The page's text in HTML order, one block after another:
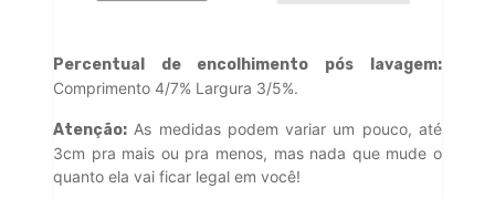
Percentual de encolhimento pós lavagem:
Comprimento 4/7% Largura 3/5%.
Atenção: As medidas podem variar um pouco, até
3cm pra mais ou pra menos, mas nada que mude o
quanto ela vai ficar legal em você!